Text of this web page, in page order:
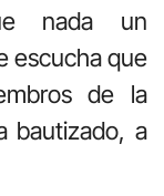
nada un
escucha que
de la
bautizado, a